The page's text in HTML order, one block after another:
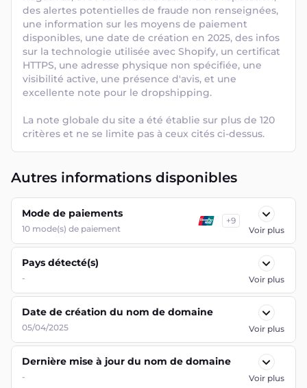
des alertes potentielles de fraude non renseignées,
une information sur les moyens de paiement
disponibles, une date de création en 2025, des infos
sur la technologie utilisée avec Shopify, un certificat
HTTPS, une adresse physique non spécifiée, une
visibilité active, une présence d'avis, et une
excellente note pour le dropshipping.
La note globale du site a été établie sur plus de 120
critères et ne se limite pas à ceux cités ci-dessus.
Autres informations disponibles
Mode de paiements
10 mode(s) de paiement
+9
Voir plus
Pays détecté(s)
- Voir plus
Date de création du nom de domaine
05/04/2025 Voir plus
Dernière mise à jour du nom de domaine
- Voir plus